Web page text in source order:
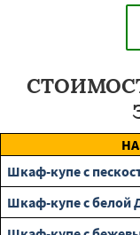
Шкаф-купе с
Шкаф-купе с белой